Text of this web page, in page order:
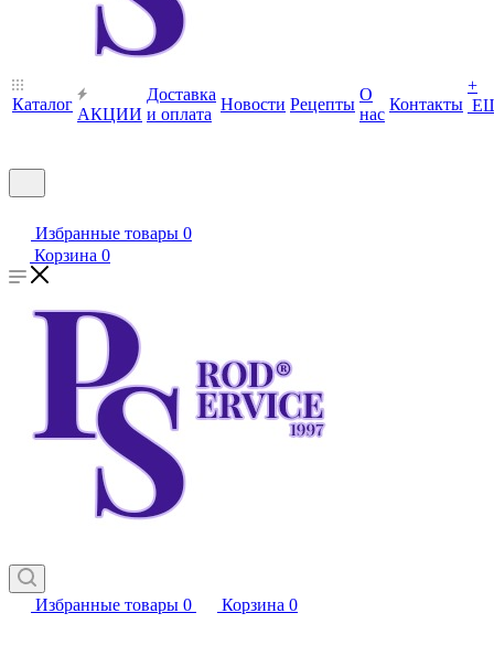
Каталог
АКЦИИ
Доставка
и оплата
Новости Рецепты
О
нас
Контакты
+
Избранные товары 0
Корзина 0
Избранные товары 0 Корзина 0